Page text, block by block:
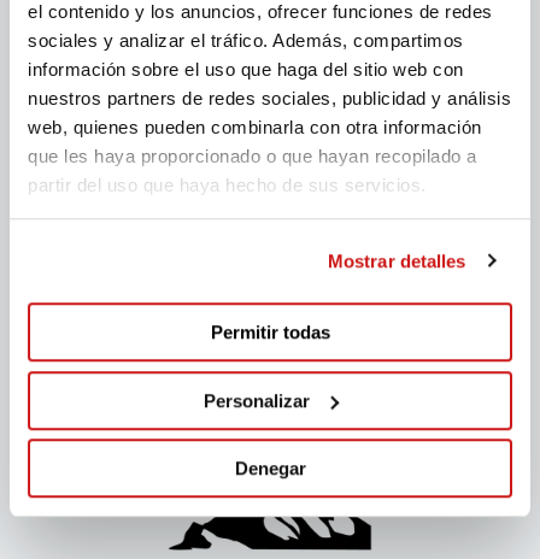
el contenido y los anuncios, ofrecer funciones de redes
sociales y analizar el tráfico. Además, compartimos
información sobre el uso que haga del sitio web con
nuestros partners de redes sociales, publicidad y análisis
web, quienes pueden combinarla con otra información
que les haya proporcionado o que hayan recopilado a
partir del uso que haya hecho de sus servicios.
Mostrar detalles
Permitir todas
Personalizar
Denegar